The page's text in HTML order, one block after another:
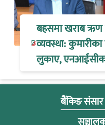
बहसमा खराब ऋण
व्यवस्था:
लुकाए,
बैंकिङ